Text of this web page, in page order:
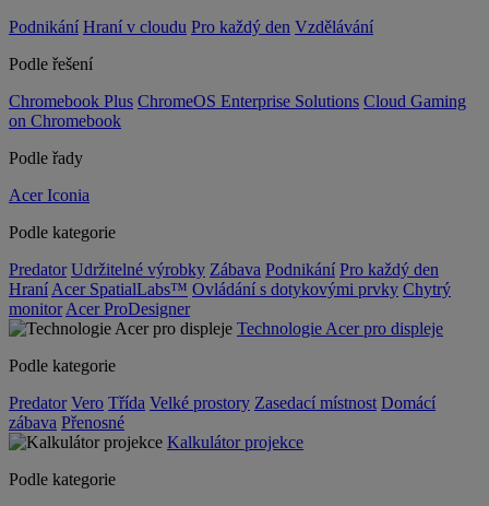
Podnikání Hraní v cloudu Pro každý den Vzdělávání
Podle řešení
Chromebook Plus ChromeOS Enterprise Solutions Cloud Gaming
on Chromebook
Podle řady
Acer Iconia
Podle kategorie
Predator Udržitelné výrobky Zábava Podnikání Pro každý den
Hraní Acer SpatialLabs™ Ovládání s dotykovými prvky Chytrý
monitor Acer ProDesigner
Technologie Acer pro displeje
Podle kategorie
Predator Vero Třída Velké prostory Zasedací místnost Domácí
zábava Přenosné
Kalkulátor projekce
Podle kategorie